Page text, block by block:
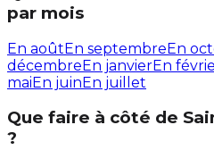
par mois
En aoûtEn septembreEn
décembreEn janvierEn
maiEn juinEn juillet
Que faire à côté de
?